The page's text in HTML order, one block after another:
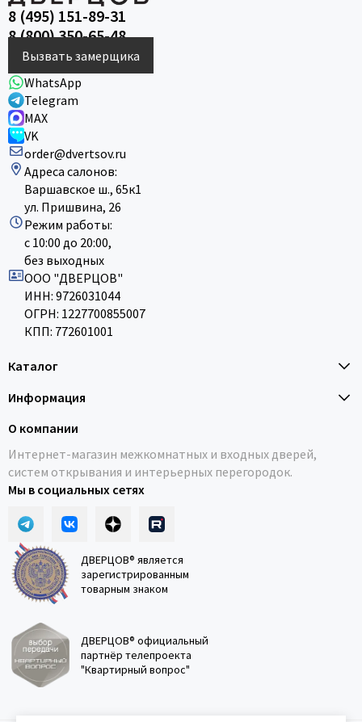
8 (495) 151-89-31
8 (800) 350-65-48
Вызвать замерщика
WhatsApp
Telegram
MAX
VK
order@dvertsov.ru
Адреса салонов:
Варшавское ш., 65к1
ул. Пришвина, 26
Режим работы:
с 10:00 до 20:00,
без выходных
ООО "ДВЕРЦОВ"
ИНН: 9726031044
ОГРН: 1227700855007
КПП: 772601001
Каталог
Информация
О компании
Интернет-магазин межкомнатных и входных дверей,
систем открывания и интерьерных перегородок.
Мы в социальных сетях
ДВЕРЦОВ® является
зарегистрированным
товарным знаком
ДВЕРЦОВ® официальный
партнёр телепроекта
"Квартирный вопрос"